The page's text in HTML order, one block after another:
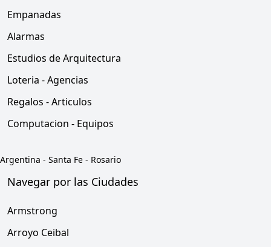
Empanadas
Alarmas
Estudios de Arquitectura
Loteria - Agencias
Regalos - Articulos
Computacion - Equipos
Argentina - Santa Fe - Rosario
Navegar por las Ciudades
Armstrong
Arroyo Ceibal